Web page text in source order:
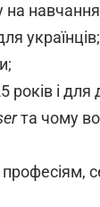
навчання
українців;
і для
та чому